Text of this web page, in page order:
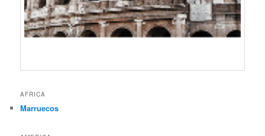
AFRICA
Marruecos